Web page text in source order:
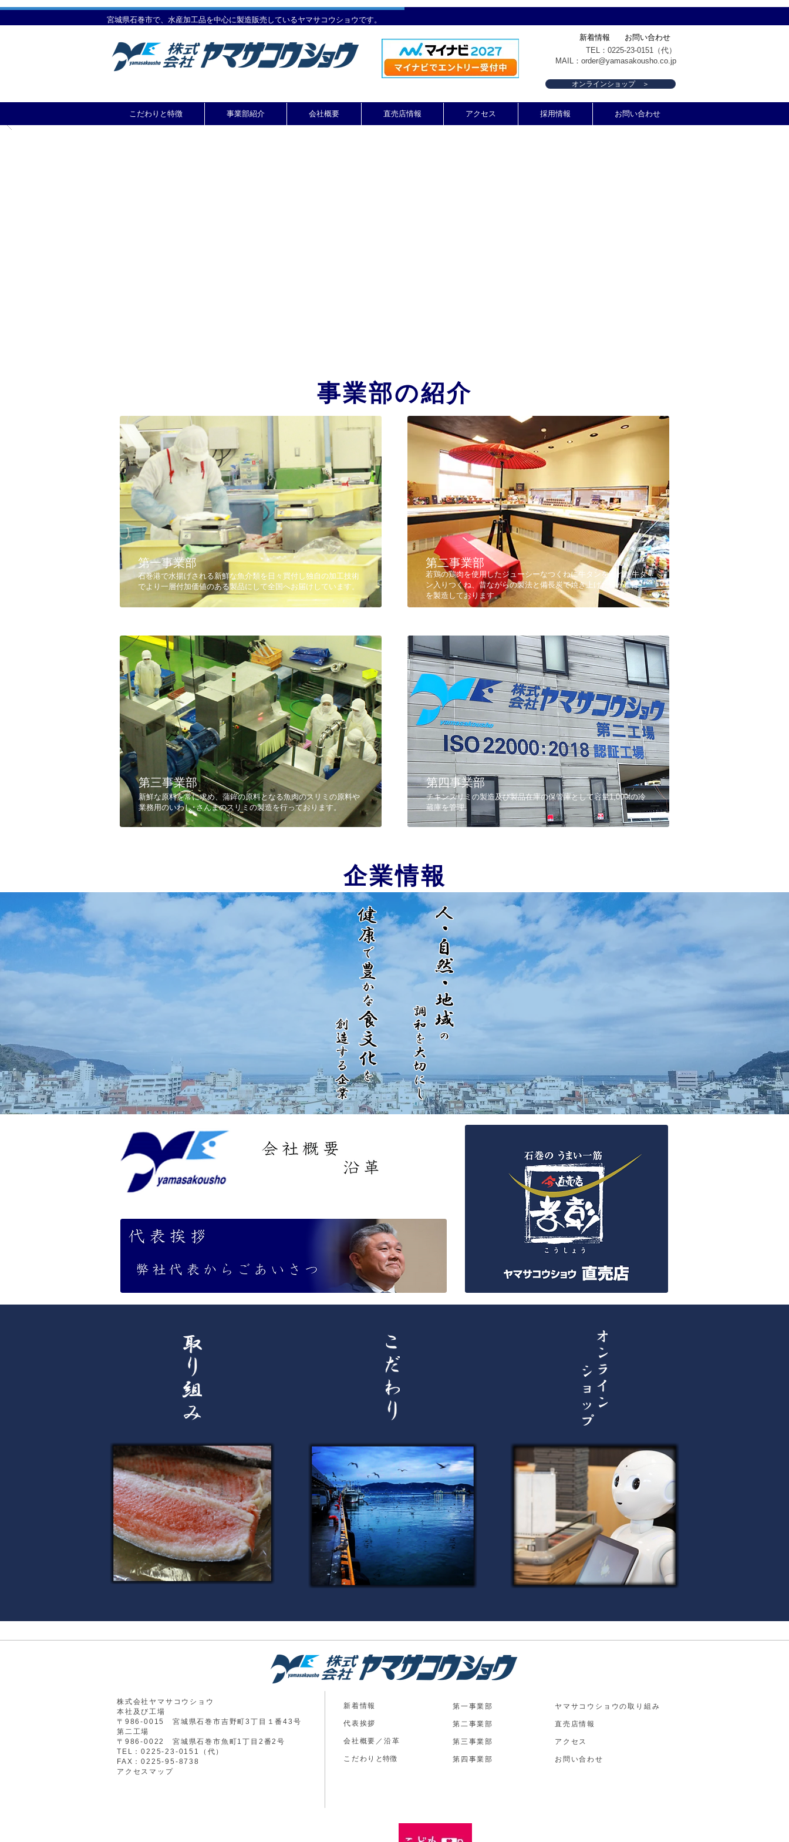
宮城県石巻市で、水産加工品を中心に製造販売しているヤマサコウショウです。
新着情報
お問い合わせ
TEL：0225-23-0151（代）
MAIL： order@yamasakousho.co.jp
オンラインショップ ＞
こだわりと特徴 事業部紹介 会社概要 直売店情報 アクセス 採用情報 お問い合わせ
事業部の紹介
第一事業部
​石巻港で水揚げされる新鮮な魚介類を日々買付し独自の加工技術
でより一層付加価値のある製品にして全国へお届けしています。
第二事業部
若鶏の鶏肉を使用したジューシーなつくねに牛タンを入れた牛タ
ン入りつくね、昔ながらの製法と備長炭で焼き上げた笹かまぼこ
を製造しております。
第三事業部
新鮮な原料を常に求め、蒲鉾の原料となる魚肉のスリミの原料や
業務用のいわし･さんまのスリミの製造を行っております。
第四事業部
チキンスリミの製造及び製品在庫の保管庫として容量1,000tの冷
蔵庫を管理。
企業情報
株式会社ヤマサコウショウ
本社及び工場
​〒986-0015 宮城県石巻市吉野町3丁目１番43号
第二工場
〒986-0022 宮城県石巻市魚町1丁目2番2号
TEL：0225-23-0151（代）
​FAX：0225-95-8738
​アクセスマップ
新着情報
代表挨拶
会社概要／沿革
​こだわり ​と特徴
第一事業部
第二事業部
第三事業部
​第四事業部
ヤマサコウショウの取り組み
直売店情報
アクセス
お​問い合わせ